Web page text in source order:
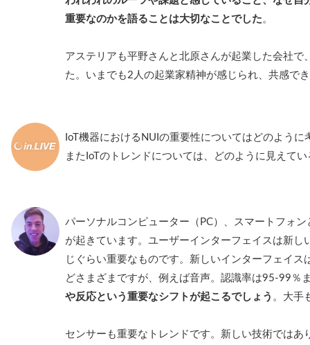
重要なのかを語ることは大切なことでした 。
アステリアも平野さんと北原さんが起業した会社で
た。いまでも2人の起業家精神が感じられ、共感で
IoT機器におけるNUIの重要性についてはどのよう
またIoTのトレンドについては、どのように見えて
パーソナルコンピューター（PC）、スマートフォ
が起きています。ユーザーインターフェイスは新し
じぐらい重要なものです。新しいインターフェイス
どさまざまですが、例えば音声。認識率は95-99％
や反応という重要なシフトが起こるでしょう 。大手
センサーも重要なトレンドです。新しい技術ではあ